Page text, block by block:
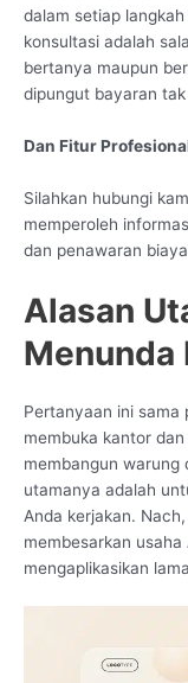
dalam setiap
konsultasi adalah
bertanya maupun
dipungut bayaran
Dan Fitur
Silahkan hubungi
memperoleh
dan penawaran
Alasan
Menunda
Pertanyaan ini sama
membuka kantor
membangun warung
utamanya adalah
Anda kerjakan.
membesarkan
mengaplikasikan